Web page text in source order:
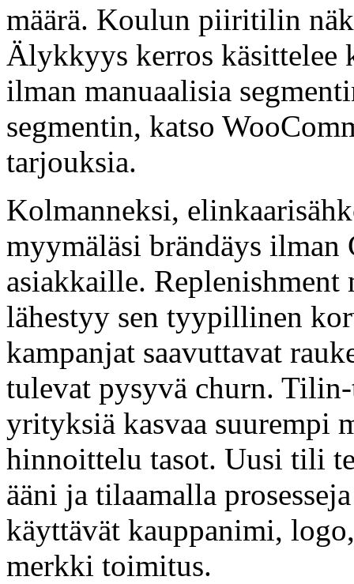
määrä. Koulun piiritilin
Älykkyys kerros käsittelee
ilman manuaalisia
segmentin, katso
tarjouksia.
Kolmanneksi,
myymäläsi brändäys ilman
asiakkaille.
lähestyy sen tyypillinen
kampanjat saavuttavat
tulevat pysyvä churn.
yrityksiä kasvaa suurempi
hinnoittelu tasot. Uusi tili
ääni ja tilaamalla
käyttävät kauppanimi,
merkki toimitus.